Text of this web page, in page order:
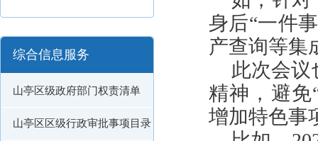
综合信息服务
山亭区级政府部门权责清单
山亭区区级行政审批事项目录
身后“一件
产查询等集
此次会
精神，避免
增加特色事